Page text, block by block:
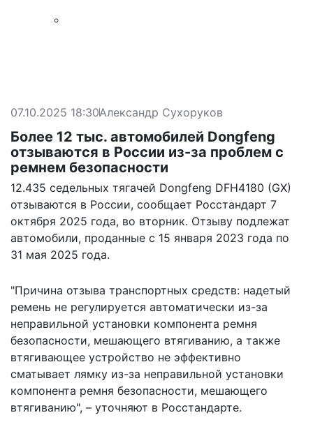
07.10.2025 18:30Александр Сухоруков
Более 12 тыс. автомобилей Dongfeng
отзываются в России из-за проблем с
ремнем безопасности
12.435 седельных тягачей Dongfeng DFH4180 (GX)
отзываются в России, сообщает Росстандарт 7
октября 2025 года, во вторник. Отзыву подлежат
автомобили, проданные с 15 января 2023 года по
31 мая 2025 года.
"Причина отзыва транспортных средств: надетый
ремень не регулируется автоматически из-за
неправильной установки компонента ремня
безопасности, мешающего втягиванию, а также
втягивающее устройство не эффективно
сматывает лямку из-за неправильной установки
компонента ремня безопасности, мешающего
втягиванию", – уточняют в Росстандарте.